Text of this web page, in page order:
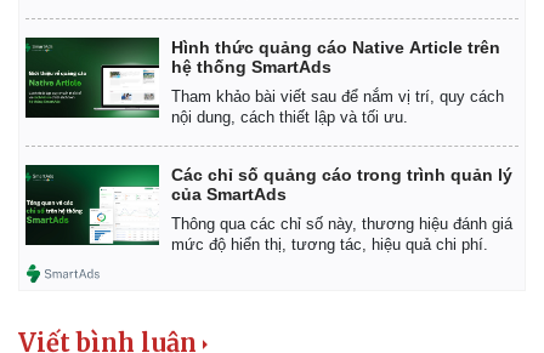
Hình thức quảng cáo Native Article trên
hệ thống SmartAds
Tham khảo bài viết sau để nắm vị trí, quy cách
nội dung, cách thiết lập và tối ưu.
Các chỉ số quảng cáo trong trình quản lý
của SmartAds
Thông qua các chỉ số này, thương hiệu đánh giá
mức độ hiển thị, tương tác, hiệu quả chi phí.
Viết bình luận